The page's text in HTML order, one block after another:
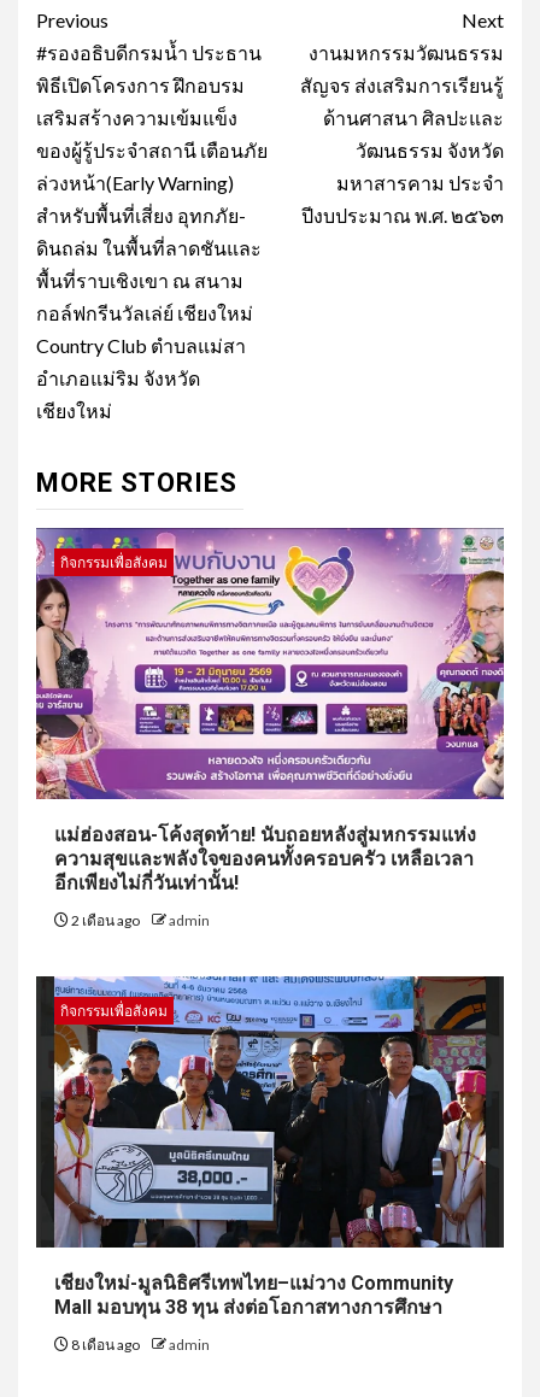
Post
navigation
Previous
#รองอธิบดีกรมน้ำ ประธาน
พิธีเปิดโครงการ ฝึกอบรม
เสริมสร้างความเข้มแข็ง
ของผู้รู้ประจำสถานี เตือนภัย
ล่วงหน้า(Early Warning)
สำหรับพื้นที่เสี่ยง อุทกภัย-
ดินถล่ม ในพื้นที่ลาดชันและ
พื้นที่ราบเชิงเขา ณ สนาม
กอล์ฟกรีนวัลเล่ย์ เชียงใหม่
Country Club ตำบลแม่สา
อำเภอแม่ริม จังหวัด
เชียงใหม่
Next
งานมหกรรมวัฒนธรรม
สัญจร ส่งเสริมการเรียนรู้
ด้านศาสนา ศิลปะและ
วัฒนธรรม จังหวัด
มหาสารคาม ประจำ
ปีงบประมาณ พ.ศ. ๒๕๖๓
MORE STORIES
กิจกรรมเพื่อสังคม
แม่ฮ่องสอน-โค้งสุดท้าย! นับถอยหลังสู่มหกรรมแห่ง
ความสุขและพลังใจของคนทั้งครอบครัว เหลือเวลา
อีกเพียงไม่กี่วันเท่านั้น!
2 เดือน ago admin
กิจกรรมเพื่อสังคม
เชียงใหม่-มูลนิธิศรีเทพไทย–แม่วาง Community
Mall มอบทุน 38 ทุน ส่งต่อโอกาสทางการศึกษา
8 เดือน ago admin